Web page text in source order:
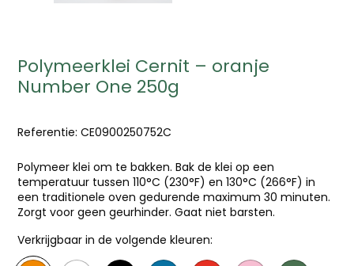
Polymeerklei Cernit – oranje
Number One 250g
Referentie: CE0900250752C
Polymeer klei om te bakken. Bak de klei op een
temperatuur tussen 110°C (230°F) en 130°C (266°F) in
een traditionele oven gedurende maximum 30 minuten.
Zorgt voor geen geurhinder. Gaat niet barsten.
Verkrijgbaar in de volgende kleuren: